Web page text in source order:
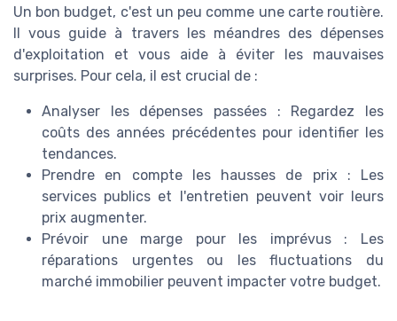
Un bon budget, c'est un peu comme une carte routière.
Il vous guide à travers les méandres des dépenses
d'exploitation et vous aide à éviter les mauvaises
surprises. Pour cela, il est crucial de :
Analyser les dépenses passées : Regardez les
coûts des années précédentes pour identifier les
tendances.
Prendre en compte les hausses de prix : Les
services publics et l'entretien peuvent voir leurs
prix augmenter.
Prévoir une marge pour les imprévus : Les
réparations urgentes ou les fluctuations du
marché immobilier peuvent impacter votre budget.